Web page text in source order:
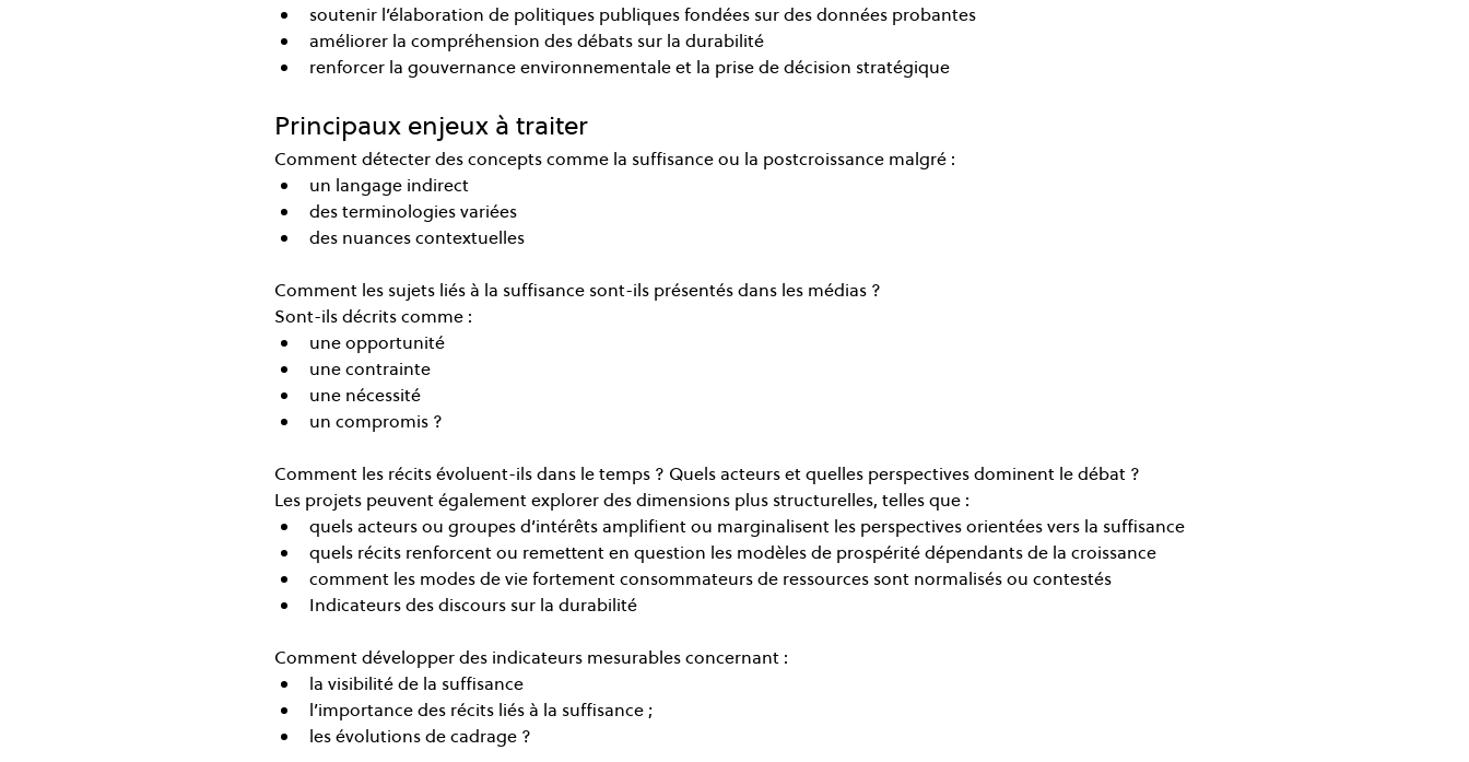
soutenir l’élaboration de politiques publiques fondées sur des données probantes
améliorer la compréhension des débats sur la durabilité
renforcer la gouvernance environnementale et la prise de décision stratégique
Principaux enjeux à traiter
Comment détecter des concepts comme la suffisance ou la postcroissance malgré :
un langage indirect
des terminologies variées
des nuances contextuelles
Comment les sujets liés à la suffisance sont-ils présentés dans les médias ?
Sont-ils décrits comme :
une opportunité
une contrainte
une nécessité
un compromis ?
Comment les récits évoluent-ils dans le temps ? Quels acteurs et quelles perspectives dominent le débat ?
Les projets peuvent également explorer des dimensions plus structurelles, telles que :
quels acteurs ou groupes d’intérêts amplifient ou marginalisent les perspectives orientées vers la suffisance
quels récits renforcent ou remettent en question les modèles de prospérité dépendants de la croissance
comment les modes de vie fortement consommateurs de ressources sont normalisés ou contestés
Indicateurs des discours sur la durabilité
Comment développer des indicateurs mesurables concernant :
la visibilité de la suffisance
l’importance des récits liés à la suffisance ;
les évolutions de cadrage ?